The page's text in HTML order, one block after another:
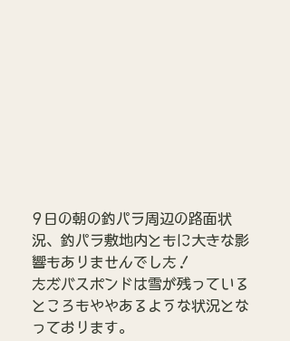
9日の朝の釣パラ周辺の路面状
況、釣パラ敷地内ともに大きな影
響もありませんでした！
ただバスポンドは雪が残っている
ところもややあるような状況とな
っております。